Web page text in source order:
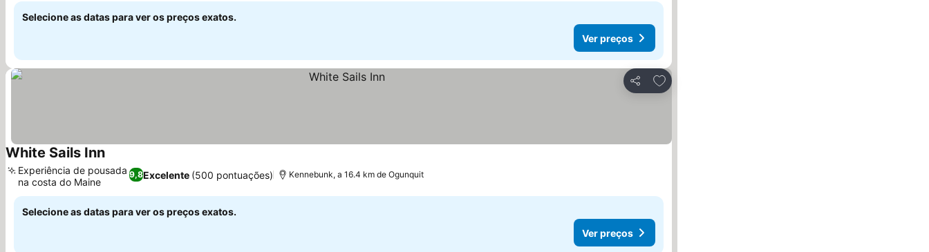
Selecione as datas para ver os preços exatos.
Ver preços
Partilhar
Adicionar aos favoritos
White Sails InnVer preços
9,8Excelente (500 pontuações)
Experiência de pousada
na costa do Maine
Kennebunk, a 16.4 km de Ogunquit
Selecione as datas para ver os preços exatos.
Ver preços